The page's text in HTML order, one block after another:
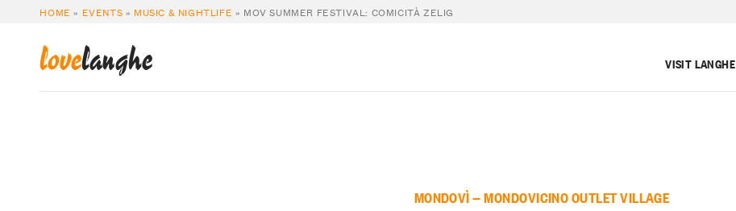
HOME » EVENTS » MUSIC & NIGHTLIFE » MOV SUMMER FESTIVAL: COMICITÀ ZELIG
lovelanghe VISIT LANGHE
MONDOVÌ — MONDOVICINO OUTLET VILLAGE